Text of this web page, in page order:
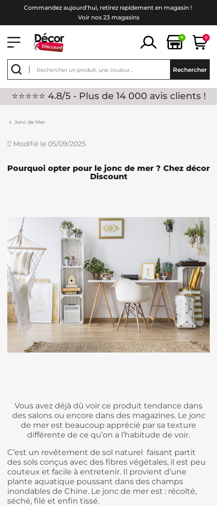
Commandez aujourd'hui, retirez rapidement en magasin !
Voir nos 23 magasins
+ 0
Rechercher
⭐⭐⭐⭐⭐ 4.8/5 - Plus de 14 000 avis clients !
Jonc de Mer
Modifié le 05/09/2025
Pourquoi opter pour le jonc de mer ? Chez décor
Discount
Vous avez déjà dû voir ce produit tendance dans
des salons ou encore dans des magazines. Le jonc
de mer est beaucoup apprécié par sa texture
différente de ce qu’on a l’habitude de voir.
C’est un revêtement de sol naturel faisant partit
des sols conçus avec des fibres végétales, il est peu
couteux et facile à entretenir. Il provient d’une
plante aquatique poussant dans des champs
inondables de Chine. Le jonc de mer est : récolté,
séché, filé et enfin tissé.